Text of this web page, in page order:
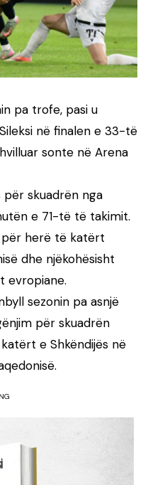
pa trofe, pasi u
në finalen e 33-të
sonte në Arena
skuadrën nga
e 71-të të takimit.
për herë të katërt
dhe njëkohësisht
evropiane.
sezonin pa asnjë
për skuadrën
e Shkëndijës në